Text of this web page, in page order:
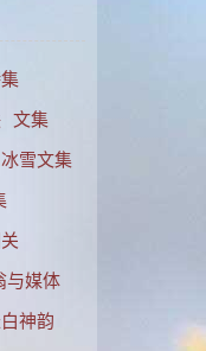
文集
冰雪文集
与媒体
神韵